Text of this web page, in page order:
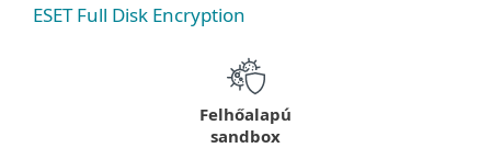
ESET Full Disk Encryption
Felhőalapú
sandbox